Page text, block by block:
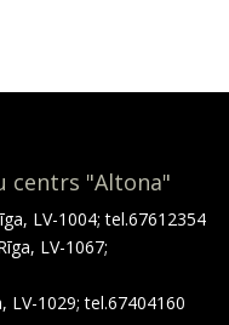
centrs "Altona"
LV-1004; tel.67612354
LV-1067;
LV-1029; tel.67404160